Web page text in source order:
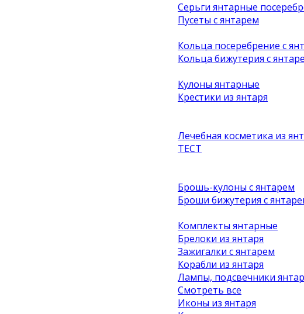
Серьги янтарные
Пусеты с янтарем
Кольца посеребрение с
Кольца бижутерия с
Кулоны янтарные
Крестики из янтаря
Лечебная косметика из
ТЕСТ
Брошь-кулоны с янтарем
Броши бижутерия с
Комплекты янтарные
Брелоки из янтаря
Зажигалки с янтарем
Корабли из янтаря
Лампы, подсвечники
Смотреть все
Иконы из янтаря